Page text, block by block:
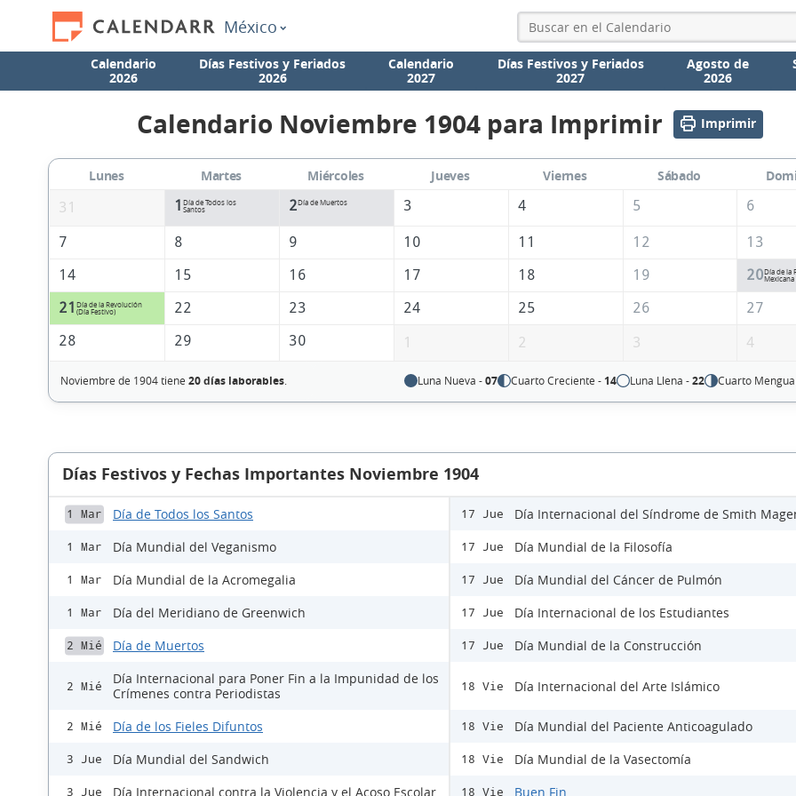
México
Calendario
2026
Días Festivos y Feriados
2026
Calendario
2027
Días Festivos y Feriados
2027
Agosto de
2026
Calendario Noviembre 1904 para Imprimir Imprimir
Lunes Martes Miércoles Jueves Viernes Sábado
31
1 Día de Todos los
Santos
2Día de Muertos 3 4 5 6
7 8 9 10 11 12
13
14
15 16 17 18 19 20Día de la
Mexicana
21 Día de la Revolución
(Día Festivo)
22 23 24 25 26
27
28
29 30 1 2 3 4
Noviembre de 1904 tiene 20 días laborables. Luna Nueva -07 Cuarto Creciente - 14 Luna Llena -22 Cuarto
Días Festivos y Fechas Importantes Noviembre 1904
1 Mar Día de Todos los Santos
1 Mar Día Mundial del Veganismo
1 Mar Día Mundial de la Acromegalia
1 Mar Día del Meridiano de Greenwich
2 Mié Día de Muertos
2 Mié
Día Internacional para Poner Fin a la Impunidad de los
Crímenes contra Periodistas
2 Mié Día de los Fieles Difuntos
3 Jue Día Mundial del Sandwich
3 Jue Día Internacional contra la Violencia y el Acoso Escolar
17 Jue Día Internacional del Síndrome de Smith
17 Jue Día Mundial de la Filosofía
17 Jue Día Mundial del Cáncer de Pulmón
17 Jue Día Internacional de los Estudiantes
17 Jue Día Mundial de la Construcción
18 Vie Día Internacional del Arte Islámico
18 Vie Día Mundial del Paciente Anticoagulado
18 Vie Día Mundial de la Vasectomía
18 Vie Buen Fin